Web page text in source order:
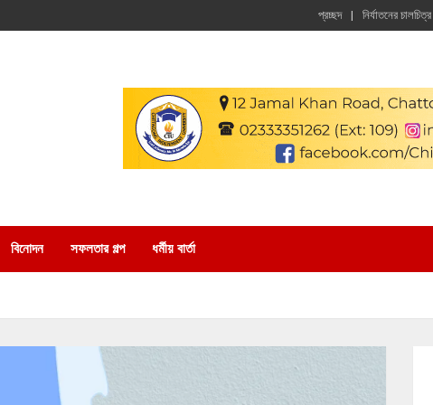
প্রচ্ছদ নির্যাতনের চালচিত্র
বিনোদন সফলতার গল্প ধর্মীয় বার্তা